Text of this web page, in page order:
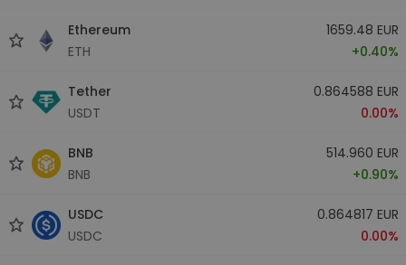
Ethereum
ETH
1659.48 EUR
+0.40%
Tether
USDT
0.864588 EUR
0.00%
BNB
BNB
514.960 EUR
+0.90%
USDC
USDC
0.864817 EUR
0.00%